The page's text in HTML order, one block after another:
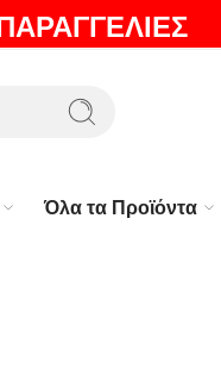
Όλα τα Προϊόντα